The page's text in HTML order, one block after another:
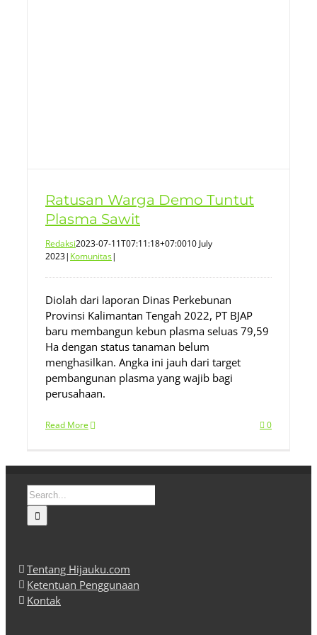
Ratusan Warga Demo Tuntut
Plasma Sawit
Redaksi2023-07-11T07:11:18+07:0010 July
2023| Komunitas|
Diolah dari laporan Dinas Perkebunan
Provinsi Kalimantan Tengah 2022, PT BJAP
baru membangun kebun plasma seluas 79,59
Ha dengan status tanaman belum
menghasilkan. Angka ini jauh dari target
pembangunan plasma yang wajib bagi
perusahaan.
Read More 0
Search
for:
Tentang Hijauku.com
Ketentuan Penggunaan
Kontak